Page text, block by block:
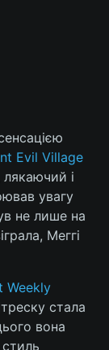
Evil Village
лякаючий і
увагу
не лише на
Меггі
Weekly
стала
вона